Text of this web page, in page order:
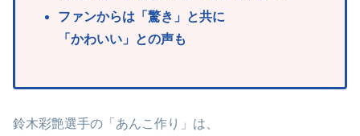
ファンからは「驚き」と共に
「かわいい」との声も
鈴木彩艶選手の「あんこ作り」は、